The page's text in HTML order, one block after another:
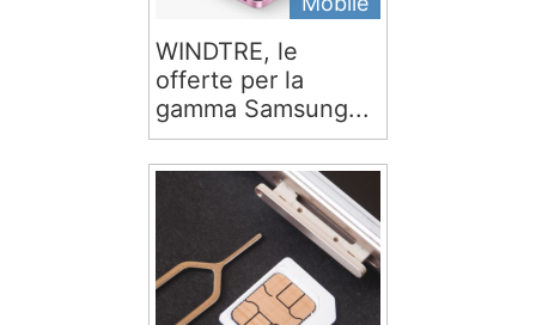
WINDTRE, le
offerte per la
gamma Samsung...